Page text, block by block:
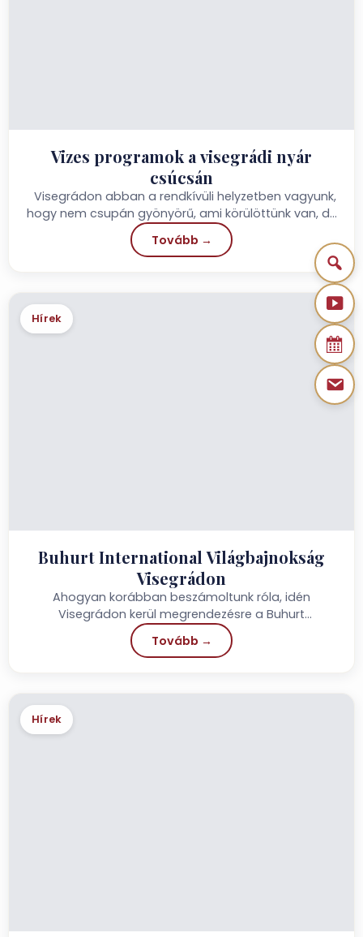
Vizes programok a visegrádi nyár
csúcsán
Visegrádon abban a rendkívüli helyzetben vagyunk,
hogy nem csupán gyönyörű, ami körülöttünk van, de
aktívan élvezhetjük is...
Tovább →
Hírek
Buhurt International Világbajnokság
Visegrádon
Ahogyan korábban beszámoltunk róla, idén
Visegrádon kerül megrendezésre a Buhurt
Világbajnokság, méghozzá a Palotajátékok
hétvégéjét követően, így kis...
Tovább →
Hírek